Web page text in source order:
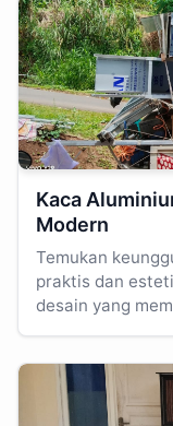
Kaca
Modern
Temukan
praktis dan
desain yang